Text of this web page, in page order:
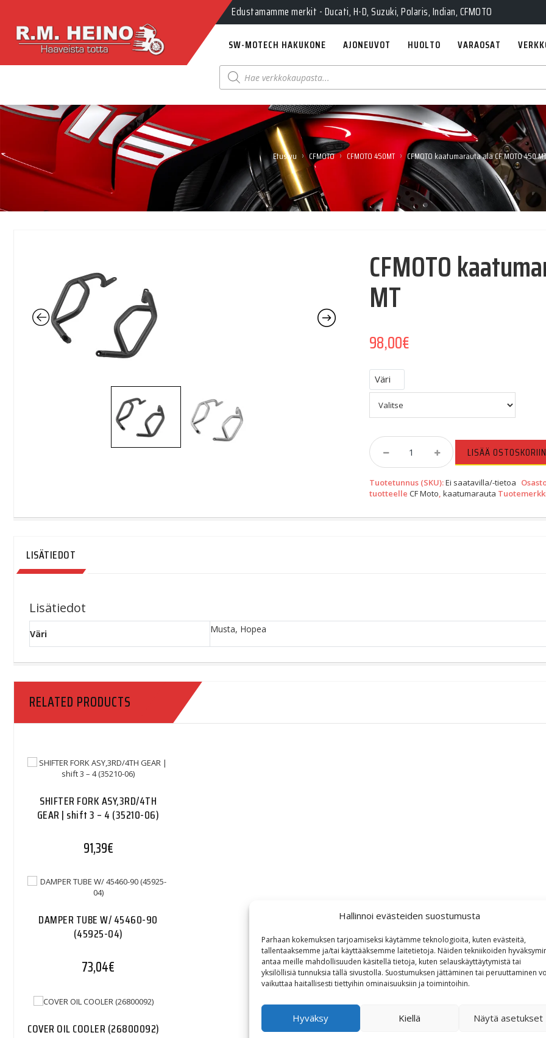
Hallinnoi evästeiden suostumusta
Parhaan kokemuksen tarjoamiseksi käytämme teknologioita, kuten evästeitä,
tallentaaksemme ja/tai käyttääksemme laitetietoja. Näiden tekniikoiden
antaa meille mahdollisuuden käsitellä tietoja, kuten selauskäyttäytymistä tai
yksilöllisiä tunnuksia tällä sivustolla. Suostumuksen jättäminen tai peruuttaminen
vaikuttaa haitallisesti tiettyihin ominaisuuksiin ja toimintoihin.
Hyväksy Kiellä Näytä asetukset
Edustamamme merkit - Ducati, H-D, Suzuki, Polaris, Indian, CFMOTO
SW-MOTECH HAKUKONE AJONEUVOT HUOLTO VARAOSAT
Products
search
Etusivu › CFMOTO › CFMOTO 450MT › CFMOTO kaatumarauta ala CF MOTO 450 MT
CFMOTO
MT
98,00€
Väri
CFMOTO
Kaatumarauta
CF
MOTO
LISÄÄ OSTOSKORIIN
Tuotetunnus (SKU):Ei saatavilla/-tietoa
tuotteelleCF Moto,kaatumarauta
LISÄTIEDOT
Lisätiedot
Väri Musta, Hopea
RELATED PRODUCTS
SHIFTER FORK ASY,3RD/4TH
GEAR | shift 3 – 4 (35210-06)
91,39€
DAMPER TUBE W/ 45460-90
(45925-04)
73,04€
COVER OIL COOLER (26800092)